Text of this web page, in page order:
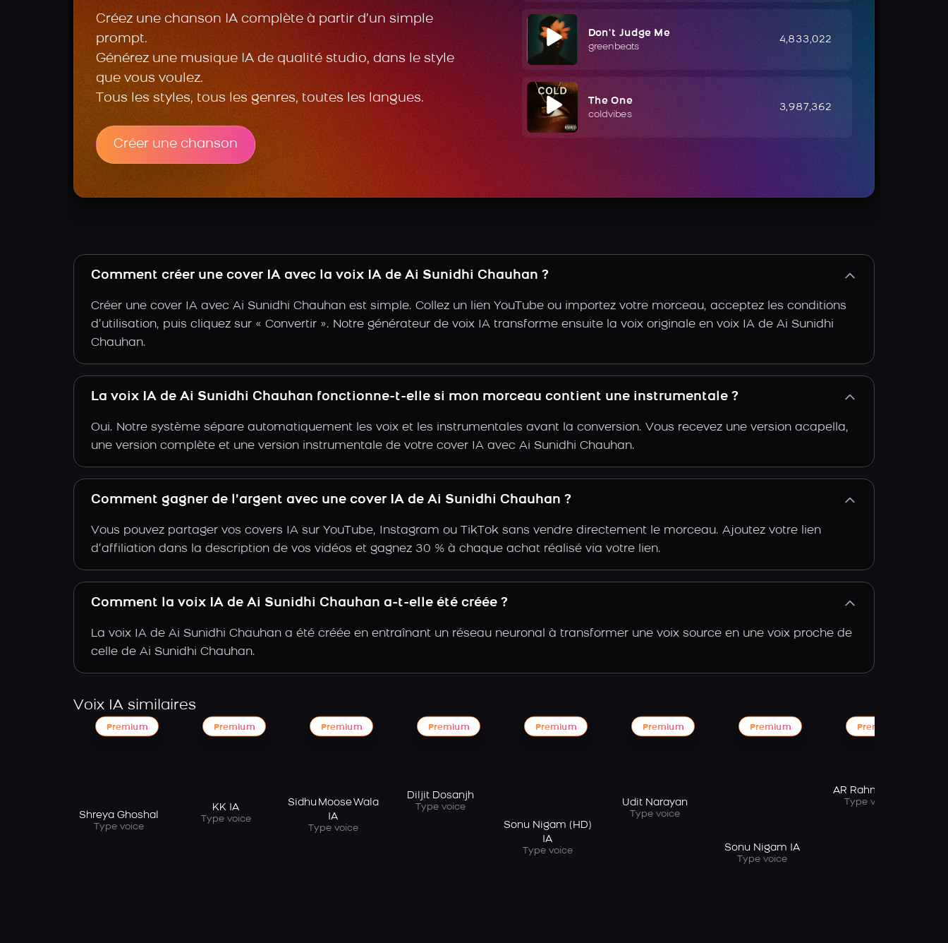
Créez une chanson IA complète à partir d’un simple
prompt.
Générez une musique IA de qualité studio, dans le style
que vous voulez.
Tous les styles, tous les genres, toutes les langues.
Créer une chanson
Don't Judge Me
greenbeats
4,833,022
The One
coldvibes
3,987,362
Comment créer une cover IA avec la voix IA de Ai Sunidhi Chauhan ?
Créer une cover IA avec Ai Sunidhi Chauhan est simple. Collez un lien YouTube ou importez votre morceau, acceptez les conditions
d’utilisation, puis cliquez sur « Convertir ». Notre générateur de voix IA transforme ensuite la voix originale en voix IA de Ai Sunidhi
Chauhan.
La voix IA de Ai Sunidhi Chauhan fonctionne-t-elle si mon morceau contient une instrumentale ?
Oui. Notre système sépare automatiquement les voix et les instrumentales avant la conversion. Vous recevez une version acapella,
une version complète et une version instrumentale de votre cover IA avec Ai Sunidhi Chauhan.
Comment gagner de l’argent avec une cover IA de Ai Sunidhi Chauhan ?
Vous pouvez partager vos covers IA sur YouTube, Instagram ou TikTok sans vendre directement le morceau. Ajoutez votre lien
d’affiliation dans la description de vos vidéos et gagnez 30 % à chaque achat réalisé via votre lien.
Comment la voix IA de Ai Sunidhi Chauhan a-t-elle été créée ?
La voix IA de Ai Sunidhi Chauhan a été créée en entraînant un réseau neuronal à transformer une voix source en une voix proche de
celle de Ai Sunidhi Chauhan.
Voix IA similaires
Premium
Shreya Ghoshal
Type voice
Premium
KK IA
Type voice
Premium
Sidhu Moose Wala
IA
Type voice
Premium
Diljit Dosanjh
Type voice
Premium
Sonu Nigam (HD)
IA
Type voice
Premium
Udit Narayan
Type voice
Premium
Sonu Nigam IA
Type voice
Premium
AR Rahman IA
Type voice